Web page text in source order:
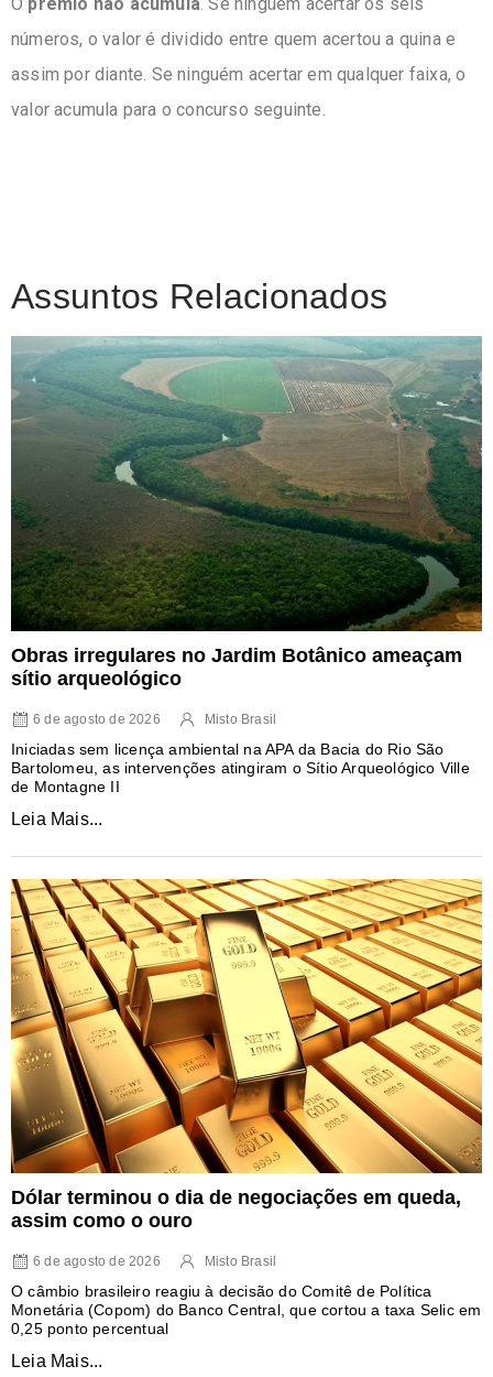
números, o valor é dividido entre quem acertou a quina e
assim por diante. Se ninguém acertar em qualquer faixa, o
valor acumula para o concurso seguinte.
Assuntos Relacionados
Obras irregulares no Jardim Botânico ameaçam
sítio arqueológico
6 de agosto de 2026 Misto Brasil
Iniciadas sem licença ambiental na APA da Bacia do Rio São
Bartolomeu, as intervenções atingiram o Sítio Arqueológico Ville
de Montagne II
Leia Mais...
Dólar terminou o dia de negociações em queda,
assim como o ouro
6 de agosto de 2026 Misto Brasil
O câmbio brasileiro reagiu à decisão do Comitê de Política
Monetária (Copom) do Banco Central, que cortou a taxa Selic em
0,25 ponto percentual
Leia Mais...